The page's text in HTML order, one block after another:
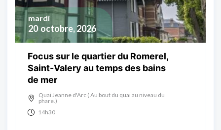
20 octobre, 2026
mardi
Focus sur le quartier du Romerel,
Saint-Valery au temps des bains
de mer
Quai Jeanne d'Arc ( Au bout du quai au niveau du
phare.)
14h30